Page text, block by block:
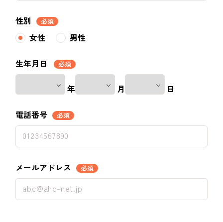
性別 必須
女性 男性
生年月日 必須
年 月 日
電話番号 必須
メールアドレス 必須